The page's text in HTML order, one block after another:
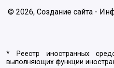
© 2026, Создание сайта -
* Реестр иностранных
выполняющих функции